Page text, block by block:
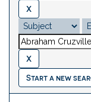
Start a new